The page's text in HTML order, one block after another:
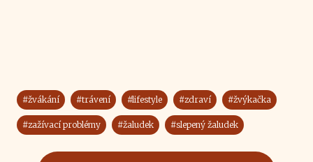
#žvákání #trávení #lifestyle #zdraví #žvýkačka
#zažívací problémy #žaludek #slepený žaludek